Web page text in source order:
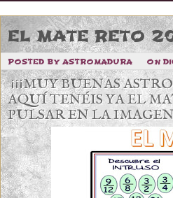
EL MATE RETO
POSTED BY ASTROMADURA ON
¡¡¡MUY BUENAS
AQUÍ TENÉIS YA EL
PULSAR EN LA